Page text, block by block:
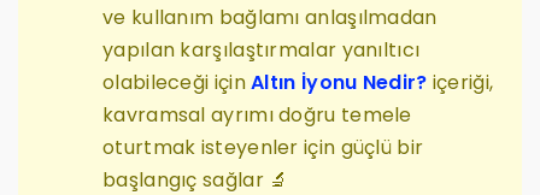
ve kullanım bağlamı anlaşılmadan
yapılan karşılaştırmalar yanıltıcı
olabileceği içinAltın İyonu Nedir? içeriği,
kavramsal ayrımı doğru temele
oturtmak isteyenler için güçlü bir
başlangıç sağlar 🔬